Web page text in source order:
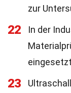
zur
22
In der
23